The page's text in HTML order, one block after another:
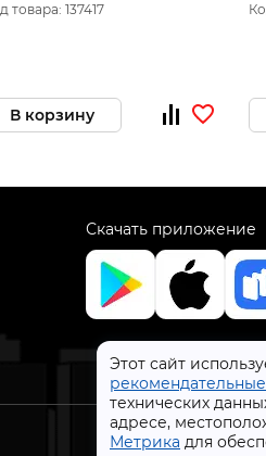
Этот сайт
технических
адресе,
Метрика для
товара: 137417
В корзину
Скачать приложение